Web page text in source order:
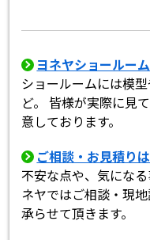
ヨネヤショールー
ショールームには模
ど。 皆様が実際に見
意しております。
ご相談・お見積り
不安な点や、気にな
ネヤではご相談・現
承らせて頂きます。